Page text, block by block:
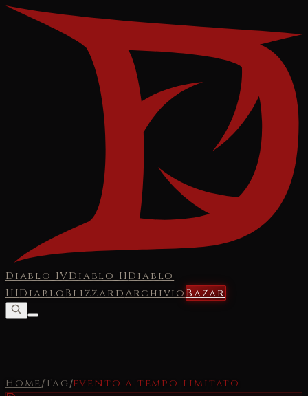
Diablo IVDiablo IIDiablo
IIIDiabloBlizzardArchivioBazar
Home/Tag /evento a tempo limitato